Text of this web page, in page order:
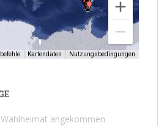
Kartendaten Nutzungsbedingungen
angekommen